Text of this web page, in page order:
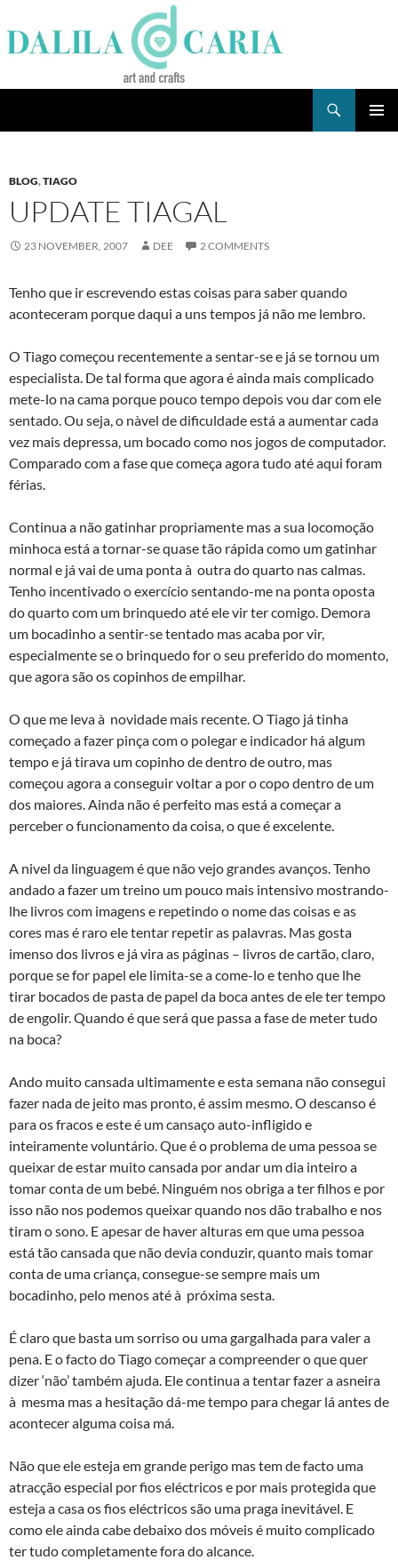
to
content
BLOG,TIAGO
UPDATE TIAGAL
23 NOVEMBER, 2007 DEE 2 COMMENTS
Tenho que ir escrevendo estas coisas para saber quando
aconteceram porque daqui a uns tempos já não me lembro.
O Tiago começou recentemente a sentar-se e já se tornou um
especialista. De tal forma que agora é ainda mais complicado
mete-lo na cama porque pouco tempo depois vou dar com ele
sentado. Ou seja, o nà­vel de dificuldade está a aumentar cada
vez mais depressa, um bocado como nos jogos de computador.
Comparado com a fase que começa agora tudo até aqui foram
férias.
Continua a não gatinhar propriamente mas a sua locomoção
minhoca está a tornar-se quase tão rápida como um gatinhar
normal e já vai de uma ponta à outra do quarto nas calmas.
Tenho incentivado o exercí­cio sentando-me na ponta oposta
do quarto com um brinquedo até ele vir ter comigo. Demora
um bocadinho a sentir-se tentado mas acaba por vir,
especialmente se o brinquedo for o seu preferido do momento,
que agora são os copinhos de empilhar.
O que me leva à novidade mais recente. O Tiago já tinha
começado a fazer pinça com o polegar e indicador há algum
tempo e já tirava um copinho de dentro de outro, mas
começou agora a conseguir voltar a por o copo dentro de um
dos maiores. Ainda não é perfeito mas está a começar a
perceber o funcionamento da coisa, o que é excelente.
A nivel da linguagem é que não vejo grandes avanços. Tenho
andado a fazer um treino um pouco mais intensivo mostrando-
lhe livros com imagens e repetindo o nome das coisas e as
cores mas é raro ele tentar repetir as palavras. Mas gosta
imenso dos livros e já vira as páginas – livros de cartão, claro,
porque se for papel ele limita-se a come-lo e tenho que lhe
tirar bocados de pasta de papel da boca antes de ele ter tempo
de engolir. Quando é que será que passa a fase de meter tudo
na boca?
Ando muito cansada ultimamente e esta semana não consegui
fazer nada de jeito mas pronto, é assim mesmo. O descanso é
para os fracos e este é um cansaço auto-infligido e
inteiramente voluntário. Que é o problema de uma pessoa se
queixar de estar muito cansada por andar um dia inteiro a
tomar conta de um bebé. Ninguém nos obriga a ter filhos e por
isso não nos podemos queixar quando nos dão trabalho e nos
tiram o sono. E apesar de haver alturas em que uma pessoa
está tão cansada que não devia conduzir, quanto mais tomar
conta de uma criança, consegue-se sempre mais um
bocadinho, pelo menos até à próxima sesta.
É claro que basta um sorriso ou uma gargalhada para valer a
pena. E o facto do Tiago começar a compreender o que quer
dizer ‘não’ também ajuda. Ele continua a tentar fazer a asneira
à mesma mas a hesitação dá-me tempo para chegar lá antes de
acontecer alguma coisa má.
Não que ele esteja em grande perigo mas tem de facto uma
atracção especial por fios eléctricos e por mais protegida que
esteja a casa os fios eléctricos são uma praga inevitável. E
como ele ainda cabe debaixo dos móveis é muito complicado
ter tudo completamente fora do alcance.